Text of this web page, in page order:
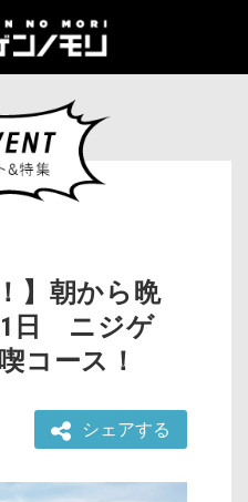
】朝から晩
1日 ニジゲ
コース！
シェアする